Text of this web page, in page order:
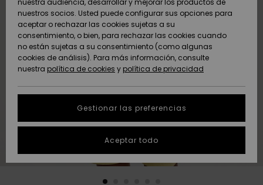
Snow
Novedades
Destacados
Snow
Novedades
Destacados
Destacados
Comunidad
PROMO
AYUDA &
CONTACTO
Quiksilver
Freedom
Protección de
datos
personales
Inicia una
conversación
la respuesta
más rápida a
SOSTENIBILIDAD
nuestra audiencia, desarrollar y mejorar los productos de
nuestros socios. Usted puede configurar sus opciones para
aceptar o rechazar las cookies sujetas a su
consentimiento, o bien, para rechazar las cookies cuando
no están sujetas a su consentimiento (como algunas
cookies de análisis). Para más información, consulte
nuestra política de cookies y política de privacidad
Gestionar las preferencias
Aceptar todo